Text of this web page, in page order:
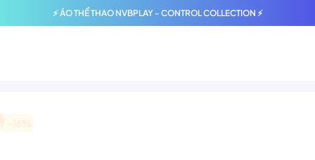
⚡ ÁO THỂ THAO NVBPLAY - CONTROL COLLECTION ⚡